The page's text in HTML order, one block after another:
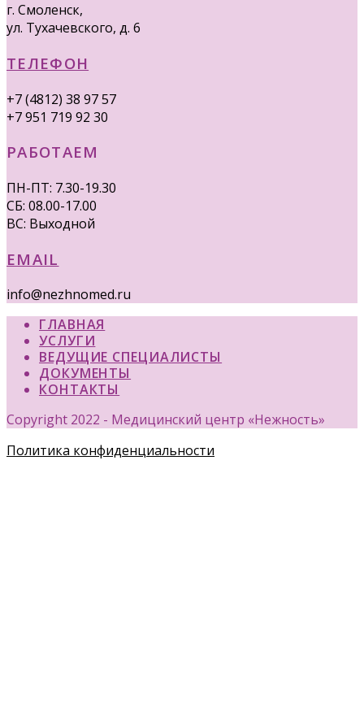
г. Смоленск,
ул. Тухачевского, д. 6
ТЕЛЕФОН
+7 (4812) 38 97 57
+7 951 719 92 30
РАБОТАЕМ
ПН-ПТ: 7.30-19.30
СБ: 08.00-17.00
ВС: Выходной
EMAIL
info@nezhnomed.ru
ГЛАВНАЯ
УСЛУГИ
ВЕДУЩИЕ СПЕЦИАЛИСТЫ
ДОКУМЕНТЫ
КОНТАКТЫ
Copyright 2022 - Медицинский центр «Нежность»
Политика конфиденциальности